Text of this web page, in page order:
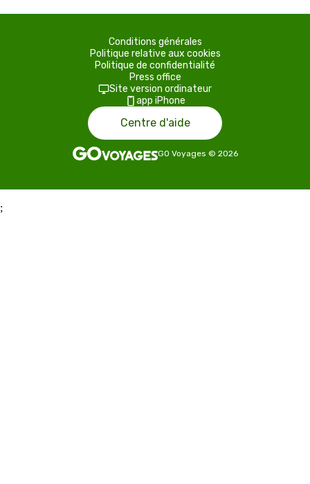
Conditions générales
Politique relative aux cookies
Politique de confidentialité
Press office
Site version ordinateur
app iPhone
Centre d'aide
GO Voyages © 2026
;